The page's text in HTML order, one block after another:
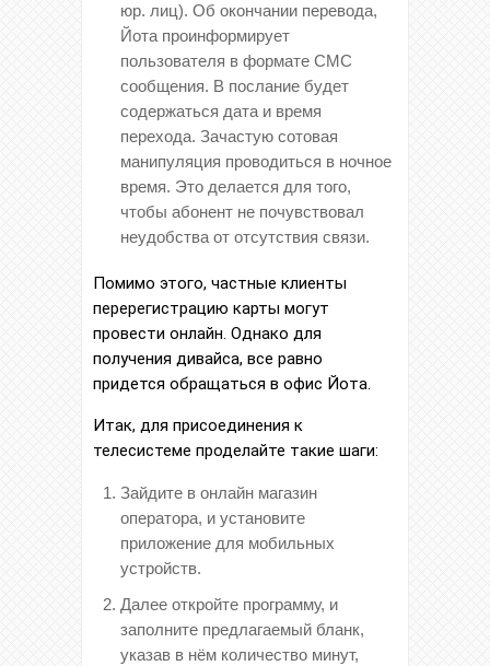
юр. лиц). Об окончании перевода,
Йота проинформирует
пользователя в формате СМС
сообщения. В послание будет
содержаться дата и время
перехода. Зачастую сотовая
манипуляция проводиться в ночное
время. Это делается для того,
чтобы абонент не почувствовал
неудобства от отсутствия связи.
Помимо этого, частные клиенты
перерегистрацию карты могут
провести онлайн. Однако для
получения дивайса, все равно
придется обращаться в офис Йота.
Итак, для присоединения к
телесистеме проделайте такие шаги:
Зайдите в онлайн магазин
оператора, и установите
приложение для мобильных
устройств.
Далее откройте программу, и
заполните предлагаемый бланк,
указав в нём количество минут,